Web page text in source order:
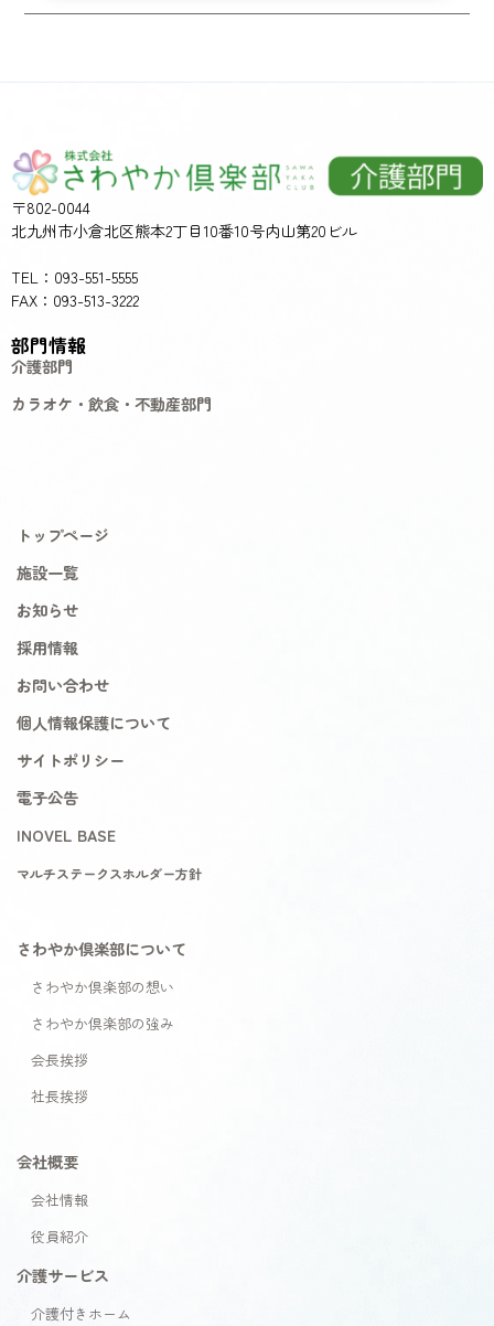
〒802-0044
北九州市小倉北区熊本2丁目10番10号内山第20ビル
TEL：093-551-5555
FAX：093-513-3222
部門情報
介護部門
カラオケ・飲食・不動産部門
トップページ
施設一覧
お知らせ
採用情報
お問い合わせ
個人情報保護について
サイトポリシー
電子公告
INOVEL BASE
マルチステークスホルダー方針
さわやか倶楽部について
さわやか倶楽部の想い
さわやか倶楽部の強み
会長挨拶
社長挨拶
会社概要
会社情報
役員紹介
介護サービス
介護付きホーム